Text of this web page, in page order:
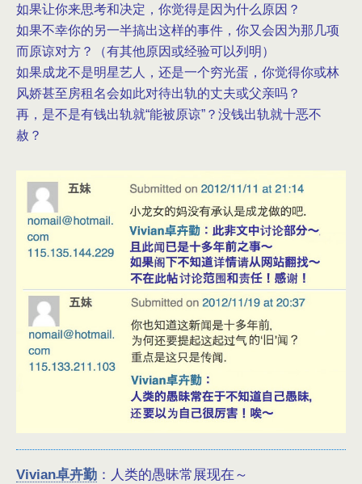
如果让你来思考和决定，你觉得是因为什么原因？
如果不幸你的另一半搞出这样的事件，你又会因为那几项
而原谅对方？（有其他原因或经验可以列明）
如果成龙不是明星艺人，还是一个穷光蛋，你觉得你或林
风娇甚至房租名会如此对待出轨的丈夫或父亲吗？
再，是不是有钱出轨就“能被原谅”？没钱出轨就十恶不
赦？
Vivian卓卉勤 ：人类的愚昧常展现在～